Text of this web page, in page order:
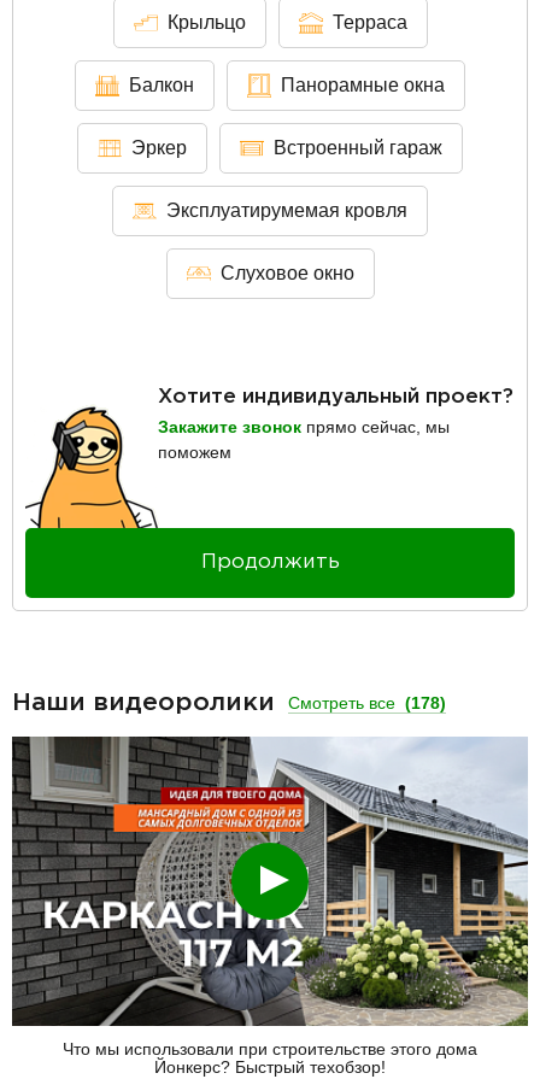
Крыльцо Терраса
Балкон Панорамные окна
Эркер Встроенный гараж
Эксплуатирумемая кровля
Слуховое окно
Хотите индивидуальный проект?
Закажите звонок прямо сейчас, мы
поможем
Продолжить
Наши видеоролики Смотреть все (178)
Смотреть
Что мы использовали при строительстве этого дома
Йонкерс? Быстрый техобзор!